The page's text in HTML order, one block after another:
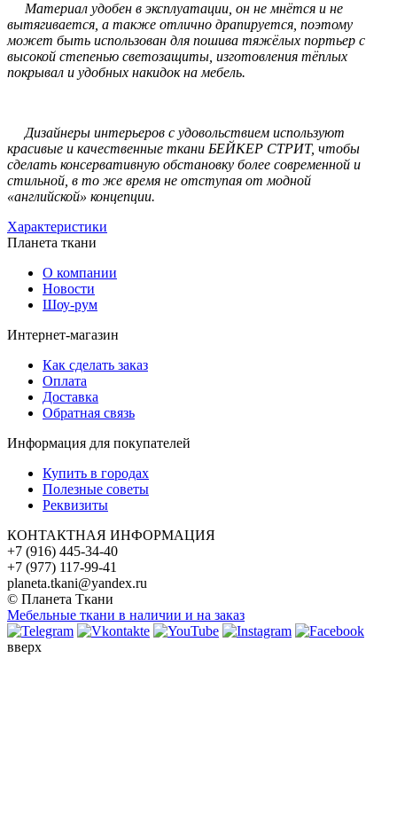
Материал удобен в эксплуатации, он не мнётся и не
вытягивается, а также отлично драпируется, поэтому
может быть использован для пошива тяжёлых портьер с
высокой степенью светозащиты, изготовления тёплых
покрывал и удобных накидок на мебель.
Дизайнеры интерьеров с удовольствием используют
красивые и качественные ткани БЕЙКЕР СТРИТ, чтобы
сделать консервативную обстановку более современной и
стильной, в то же время не отступая от модной
«английской» концепции.
Характеристики
Планета ткани
О компании
Новости
Шоу-рум
Интернет-магазин
Как сделать заказ
Оплата
Доставка
Обратная связь
Информация для покупателей
Купить в городах
Полезные советы
Реквизиты
КОНТАКТНАЯ ИНФОРМАЦИЯ
+7 (916) 445-34-40
+7 (977) 117-99-41
planeta.tkani@yandex.ru
© Планета Ткани
Мебельные ткани в наличии и на заказ
вверх